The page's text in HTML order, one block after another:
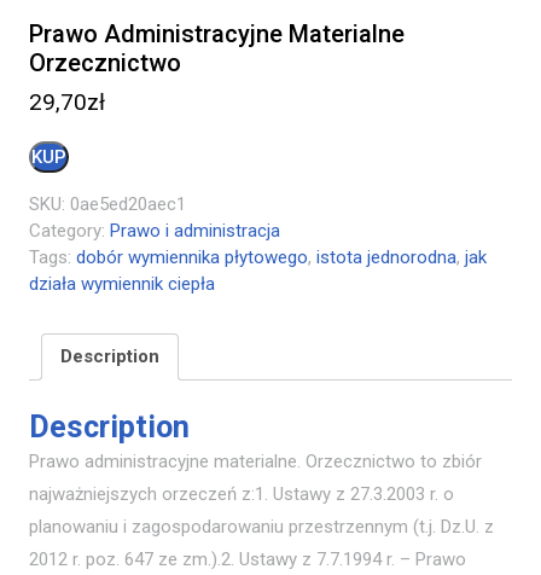
Prawo Administracyjne Materialne
Orzecznictwo
29,70zł
KUP
SKU: 0ae5ed20aec1
Category: Prawo i administracja
Tags: dobór wymiennika płytowego, istota jednorodna, jak
działa wymiennik ciepła
Description
Description
Prawo administracyjne materialne. Orzecznictwo to zbiór
najważniejszych orzeczeń z:1. Ustawy z 27.3.2003 r. o
planowaniu i zagospodarowaniu przestrzennym (t.j. Dz.U. z
2012 r. poz. 647 ze zm.).2. Ustawy z 7.7.1994 r. – Prawo